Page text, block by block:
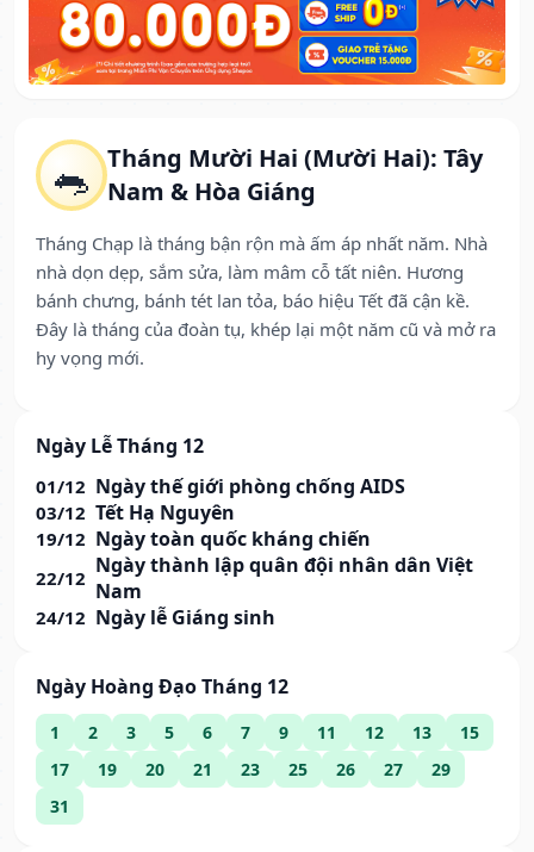
🐀 Tháng Mười Hai (Mười Hai): Tây
Nam & Hòa Giáng
Tháng Chạp là tháng bận rộn mà ấm áp nhất năm. Nhà
nhà dọn dẹp, sắm sửa, làm mâm cỗ tất niên. Hương
bánh chưng, bánh tét lan tỏa, báo hiệu Tết đã cận kề.
Đây là tháng của đoàn tụ, khép lại một năm cũ và mở ra
hy vọng mới.
Ngày Lễ Tháng 12
01/12 Ngày thế giới phòng chống AIDS
03/12 Tết Hạ Nguyên
19/12 Ngày toàn quốc kháng chiến
22/12 Ngày thành lập quân đội nhân dân Việt
Nam
24/12 Ngày lễ Giáng sinh
Ngày Hoàng Đạo Tháng 12
1 2 3 5 6 7 9 11 12 13
15
17
19 20 21 23 25 26 27
29
31